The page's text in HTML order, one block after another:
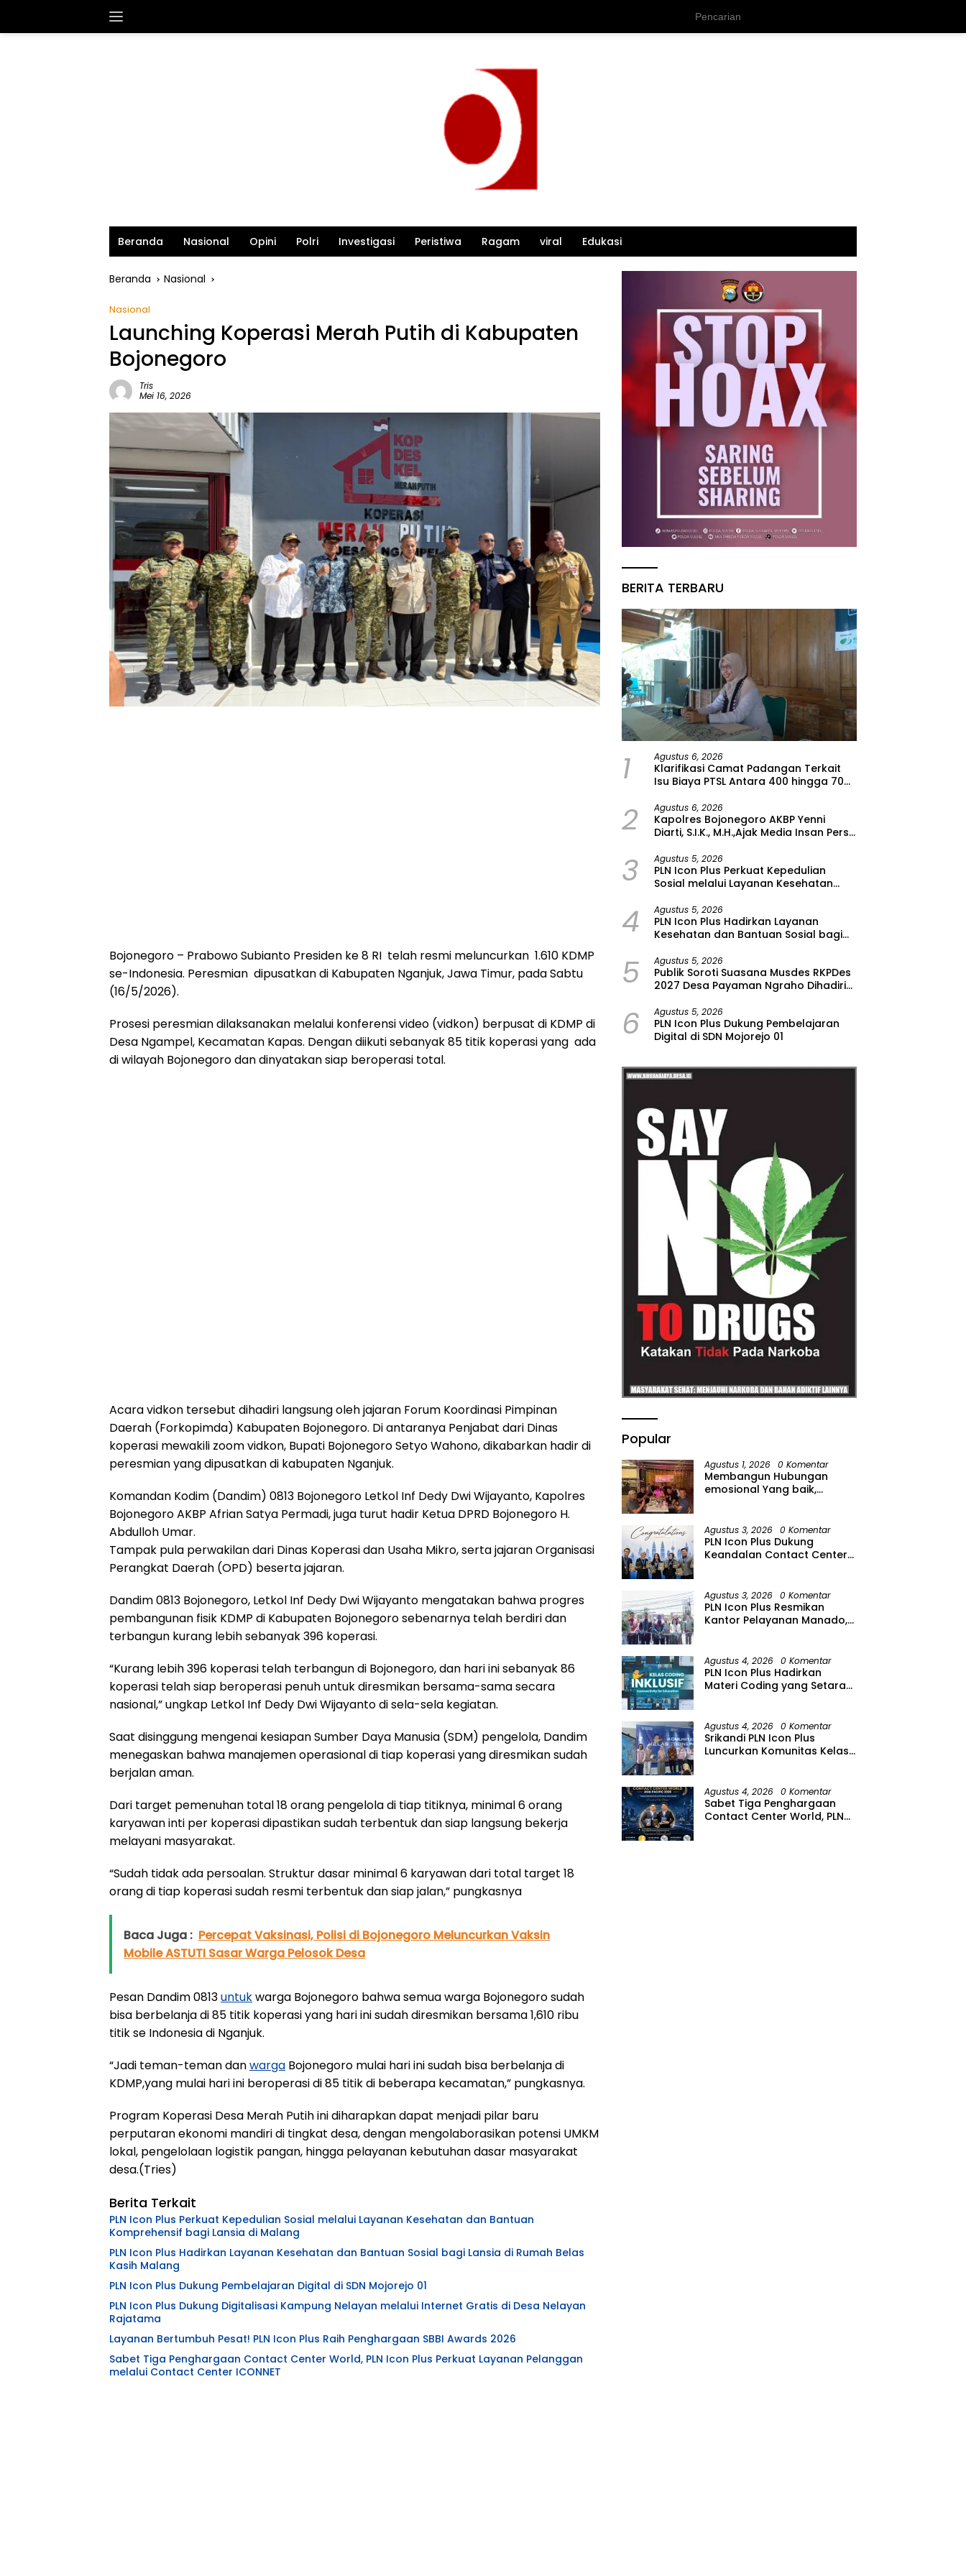
Beranda Nasional Opini Polri Investigasi Peristiwa Ragam viral Edukasi
Beranda Nasional
Nasional
Launching Koperasi Merah Putih di Kabupaten
Bojonegoro
Tris
Mei 16, 2026
Bojonegoro – Prabowo Subianto Presiden ke 8 RI telah resmi meluncurkan 1.610 KDMP
se-Indonesia. Peresmian dipusatkan di Kabupaten Nganjuk, Jawa Timur, pada Sabtu
(16/5/2026).
Prosesi peresmian dilaksanakan melalui konferensi video (vidkon) berpusat di KDMP di
Desa Ngampel, Kecamatan Kapas. Dengan diikuti sebanyak 85 titik koperasi yang ada
di wilayah Bojonegoro dan dinyatakan siap beroperasi total.
Acara vidkon tersebut dihadiri langsung oleh jajaran Forum Koordinasi Pimpinan
Daerah (Forkopimda) Kabupaten Bojonegoro. Di antaranya Penjabat dari Dinas
koperasi mewakili zoom vidkon, Bupati Bojonegoro Setyo Wahono, dikabarkan hadir di
peresmian yang dipusatkan di kabupaten Nganjuk.
Komandan Kodim (Dandim) 0813 Bojonegoro Letkol Inf Dedy Dwi Wijayanto, Kapolres
Bojonegoro AKBP Afrian Satya Permadi, juga turut hadir Ketua DPRD Bojonegoro H.
Abdulloh Umar.
Tampak pula perwakilan dari Dinas Koperasi dan Usaha Mikro, serta jajaran Organisasi
Perangkat Daerah (OPD) beserta jajaran.
Dandim 0813 Bojonegoro, Letkol Inf Dedy Dwi Wijayanto mengatakan bahwa progres
pembangunan fisik KDMP di Kabupaten Bojonegoro sebenarnya telah berdiri dan
terbangun kurang lebih sebanyak 396 koperasi.
“Kurang lebih 396 koperasi telah terbangun di Bojonegoro, dan hari ini sebanyak 86
koperasi telah siap beroperasi penuh untuk diresmikan bersama-sama secara
nasional,” ungkap Letkol Inf Dedy Dwi Wijayanto di sela-sela kegiatan.
Saat disinggung mengenai kesiapan Sumber Daya Manusia (SDM) pengelola, Dandim
menegaskan bahwa manajemen operasional di tiap koperasi yang diresmikan sudah
berjalan aman.
Dari target pemenuhan total 18 orang pengelola di tiap titiknya, minimal 6 orang
karyawan inti per koperasi dipastikan sudah terbentuk dan siap langsung bekerja
melayani masyarakat.
“Sudah tidak ada persoalan. Struktur dasar minimal 6 karyawan dari total target 18
orang di tiap koperasi sudah resmi terbentuk dan siap jalan,” pungkasnya
Baca Juga : Percepat Vaksinasi, Polisi di Bojonegoro Meluncurkan Vaksin
Mobile ASTUTI Sasar Warga Pelosok Desa
Pesan Dandim 0813untukwarga Bojonegoro bahwa semua warga Bojonegoro sudah
bisa berbelanja di 85 titik koperasi yang hari ini sudah diresmikan bersama 1,610 ribu
titik se Indonesia di Nganjuk.
“Jadi teman-teman danwarga Bojonegoro mulai hari ini sudah bisa berbelanja di
KDMP,yang mulai hari ini beroperasi di 85 titik di beberapa kecamatan,” pungkasnya.
Program Koperasi Desa Merah Putih ini diharapkan dapat menjadi pilar baru
perputaran ekonomi mandiri di tingkat desa, dengan mengolaborasikan potensi UMKM
lokal, pengelolaan logistik pangan, hingga pelayanan kebutuhan dasar masyarakat
desa.(Tries)
Berita Terkait
PLN Icon Plus Perkuat Kepedulian Sosial melalui Layanan Kesehatan dan Bantuan
Komprehensif bagi Lansia di Malang
PLN Icon Plus Hadirkan Layanan Kesehatan dan Bantuan Sosial bagi Lansia di Rumah Belas
Kasih Malang
PLN Icon Plus Dukung Pembelajaran Digital di SDN Mojorejo 01
PLN Icon Plus Dukung Digitalisasi Kampung Nelayan melalui Internet Gratis di Desa Nelayan
Rajatama
Layanan Bertumbuh Pesat! PLN Icon Plus Raih Penghargaan SBBI Awards 2026
Sabet Tiga Penghargaan Contact Center World, PLN Icon Plus Perkuat Layanan Pelanggan
melalui Contact Center ICONNET
BERITA TERBARU
1 Agustus 6, 2026
Klarifikasi Camat Padangan Terkait
Isu Biaya PTSL Antara 400 hingga 700
2 Agustus 6, 2026
Kapolres Bojonegoro AKBP Yenni
Diarti, S.I.K., M.H.,Ajak Media Insan Pers
3 Agustus 5, 2026
PLN Icon Plus Perkuat Kepedulian
Sosial melalui Layanan Kesehatan
Lansia di Malang
4 Agustus 5, 2026
PLN Icon Plus Hadirkan Layanan
Kesehatan dan Bantuan Sosial bagi
5 Agustus 5, 2026
Publik Soroti Suasana Musdes RKPDes
2027 Desa Payaman Ngraho Dihadiri
6 Agustus 5, 2026
PLN Icon Plus Dukung Pembelajaran
Digital di SDN Mojorejo 01
Popular
Agustus 1, 2026 0 Komentar
Membangun Hubungan
emosional Yang baik,
Riyanto, SH Sinergitas tidak
harus resmi Dengan
suasana Santai lebih Dekat
Agustus 3, 2026 0 Komentar
PLN Icon Plus Dukung
Keandalan Contact Center
Agustus 3, 2026 0 Komentar
PLN Icon Plus Resmikan
Kantor Pelayanan Manado,
Agustus 4, 2026 0 Komentar
PLN Icon Plus Hadirkan
Materi Coding yang Setara
Agustus 4, 2026 0 Komentar
Srikandi PLN Icon Plus
Luncurkan Komunitas Kelas
Agustus 4, 2026 0 Komentar
Sabet Tiga Penghargaan
Contact Center World, PLN